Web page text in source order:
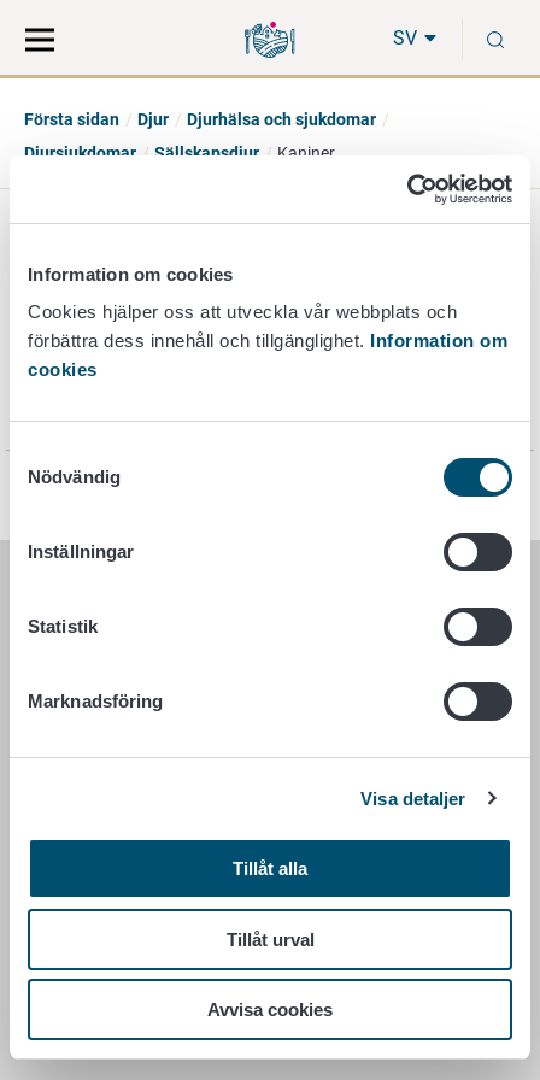
Information om cookies
Cookies hjälper oss att utveckla vår webbplats och
förbättra dess innehåll och tillgänglighet. Information om
cookies
Samtyckesval
Nödvändig
Inställningar
Statistik
Marknadsföring
Visa detaljer
Tillåt alla
Tillåt urval
Avvisa cookies
direkt
till
på
hela
SV
Första sidan Djur
Djurhälsa och sjukdomar
Djursjukdomar
Sällskapsdjur Kaniner
Kaniner
Rabbit hemorrhagic disease RHD
Myxomatos
Sidan har senast uppdaterats 10.11.2021
00027 LIVSMEDELSVERKET
Tillgänglighetsutlåtande
Information om webbplatsen
Cookie inställningar
Växel +358 29 530 0400